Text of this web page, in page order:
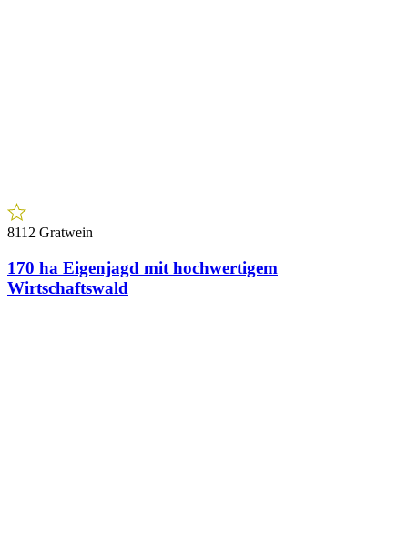
8112 Gratwein
170 ha Eigenjagd mit hochwertigem
Wirtschaftswald